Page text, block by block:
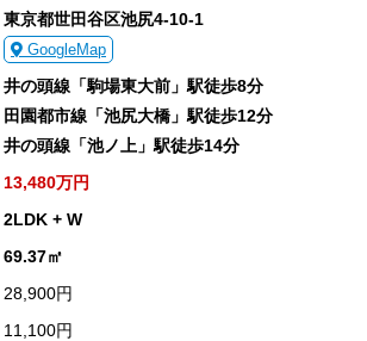
東京都世田谷区池尻4-10-1
GoogleMap
井の頭線「駒場東大前」駅徒歩8分
田園都市線「池尻大橋」駅徒歩12分
井の頭線「池ノ上」駅徒歩14分
13,480万円
2LDK + W
69.37㎡
28,900円
11,100円